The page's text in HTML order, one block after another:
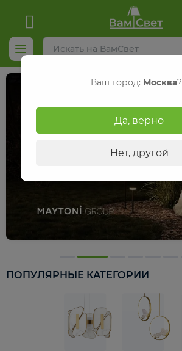
ПОПУЛЯРНЫЕ КАТЕГОРИИ
Ваш город: Москва?
Да, верно
Нет, другой